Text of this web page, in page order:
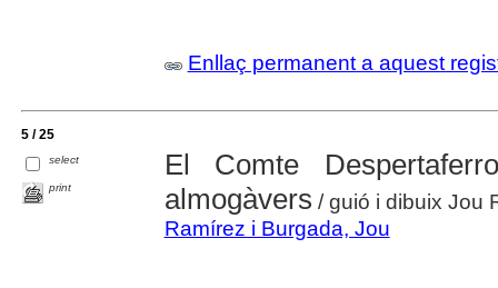
Enllaç permanent a aquest
5 / 25
select
print
El Comte
almogàvers / guió i dibuix Jou
Ramírez i Burgada, Jou